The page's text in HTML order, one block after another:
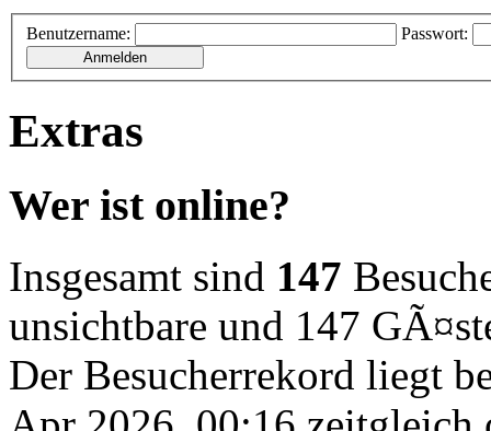
Benutzername: Passwort:
Extras
Wer ist online?
Insgesamt sind 147
unsichtbare und 147
Der Besucherrekord liegt